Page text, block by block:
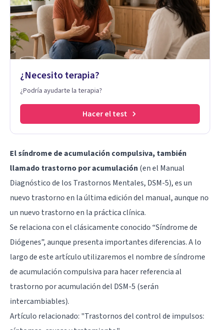
¿Necesito terapia?
¿Podría ayudarte la terapia?
Hacer el test
El síndrome de acumulación compulsiva, también
llamado trastorno por acumulación (en el Manual
Diagnóstico de los Trastornos Mentales, DSM-5), es un
nuevo trastorno en la última edición del manual, aunque no
un nuevo trastorno en la práctica clínica.
Se relaciona con el clásicamente conocido “Síndrome de
Diógenes”, aunque presenta importantes diferencias. A lo
largo de este artículo utilizaremos el nombre de síndrome
de acumulación compulsiva para hacer referencia al
trastorno por acumulación del DSM-5 (serán
intercambiables).
Artículo relacionado: "Trastornos del control de impulsos: